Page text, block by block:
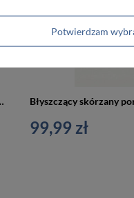
- Lorenti 423229-STB
99,99 zł
Potwierdzam